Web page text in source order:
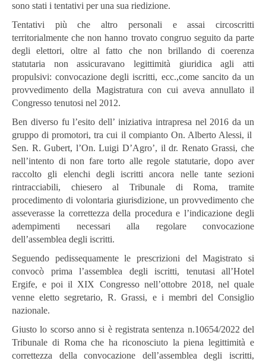
sono stati i tentativi per una sua riedizione.
Tentativi più che altro personali e assai circoscritti
territorialmente che non hanno trovato congruo seguito da parte
degli elettori, oltre al fatto che non brillando di coerenza
statutaria non assicuravano legittimità giuridica agli atti
propulsivi: convocazione degli iscritti, ecc.,come sancito da un
provvedimento della Magistratura con cui aveva annullato il
Congresso tenutosi nel 2012.
Ben diverso fu l’esito dell’ iniziativa intrapresa nel 2016 da un
gruppo di promotori, tra cui il compianto On. Alberto Alessi, il
Sen. R. Gubert, l’On. Luigi D’Agro’, il dr. Renato Grassi, che
nell’intento di non fare torto alle regole statutarie, dopo aver
raccolto gli elenchi degli iscritti ancora nelle tante sezioni
rintracciabili, chiesero al Tribunale di Roma, tramite
procedimento di volontaria giurisdizione, un provvedimento che
asseverasse la correttezza della procedura e l’indicazione degli
adempimenti necessari alla regolare convocazione
dell’assemblea degli iscritti.
Seguendo pedissequamente le prescrizioni del Magistrato si
convocò prima l’assemblea degli iscritti, tenutasi all’Hotel
Ergife, e poi il XIX Congresso nell’ottobre 2018, nel quale
venne eletto segretario, R. Grassi, e i membri del Consiglio
nazionale.
Giusto lo scorso anno si è registrata sentenza n.10654/2022 del
Tribunale di Roma che ha riconosciuto la piena legittimità e
correttezza della convocazione dell’assemblea degli iscritti,